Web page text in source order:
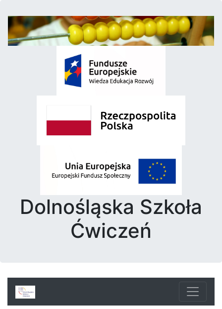
Dolnośląska Szkoła
Ćwiczeń